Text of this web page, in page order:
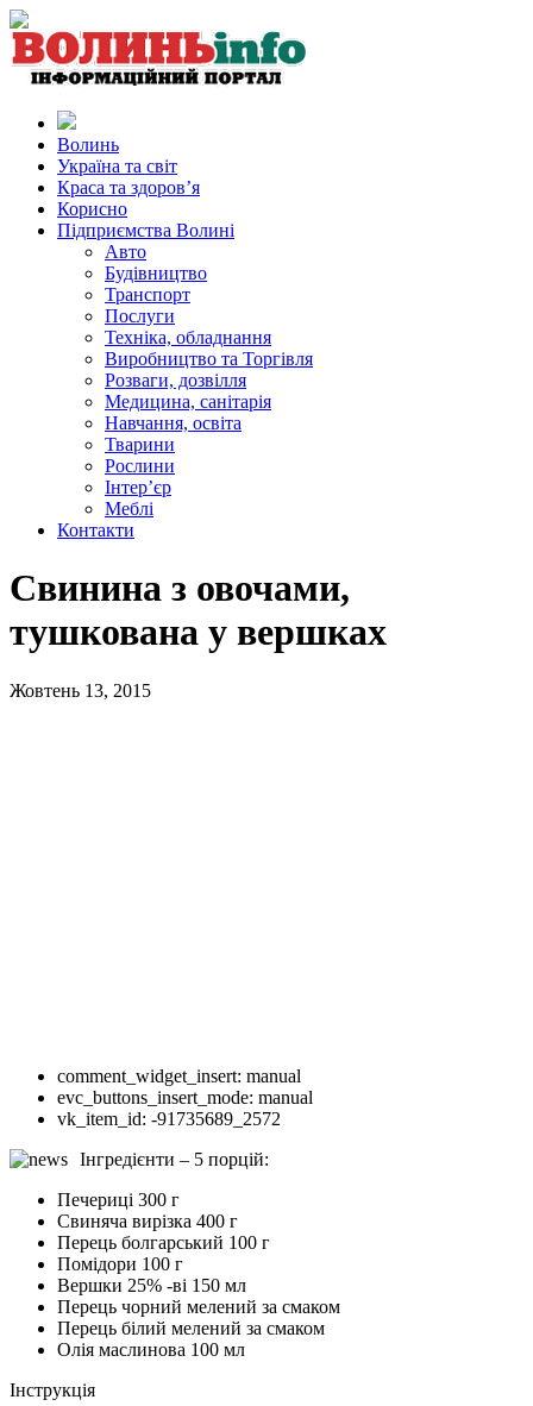
Волинь
Україна та світ
Краса та здоров’я
Корисно
Підприємства Волині
Авто
Будівництво
Транспорт
Послуги
Техніка, обладнання
Виробництво та Торгівля
Розваги, дозвілля
Медицина, санітарія
Навчання, освіта
Тварини
Рослини
Інтер’єр
Меблі
Контакти
Свинина з овочами,
тушкована у вершках
Жовтень 13, 2015
comment_widget_insert: manual
evc_buttons_insert_mode: manual
vk_item_id: -91735689_2572
Інгредієнти – 5 порцій:
Печериці 300 г
Свиняча вирізка 400 г
Перець болгарський 100 г
Помідори 100 г
Вершки 25% -ві 150 мл
Перець чорний мелений за смаком
Перець білий мелений за смаком
Олія маслинова 100 мл
Інструкція